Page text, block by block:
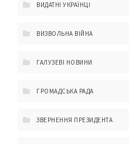
ВИДАТНІ УКРАЇНЦІ
ВИЗВОЛЬНА ВІЙНА
ГАЛУЗЕВІ НОВИНИ
ГРОМАДСЬКА РАДА
ЗВЕРНЕННЯ ПРЕЗИДЕНТА